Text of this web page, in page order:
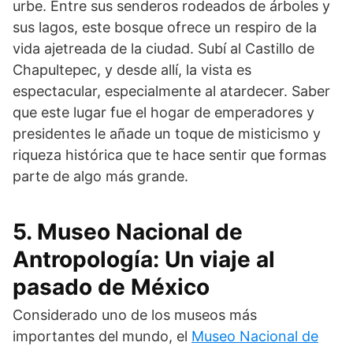
urbe. Entre sus senderos rodeados de árboles y
sus lagos, este bosque ofrece un respiro de la
vida ajetreada de la ciudad. Subí al Castillo de
Chapultepec, y desde allí, la vista es
espectacular, especialmente al atardecer. Saber
que este lugar fue el hogar de emperadores y
presidentes le añade un toque de misticismo y
riqueza histórica que te hace sentir que formas
parte de algo más grande.
5. Museo Nacional de
Antropología: Un viaje al
pasado de México
Considerado uno de los museos más
importantes del mundo, el Museo Nacional de